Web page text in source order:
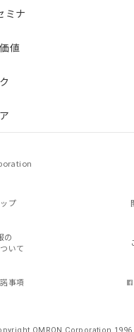
ミナ
値
プ
の
いて
事項